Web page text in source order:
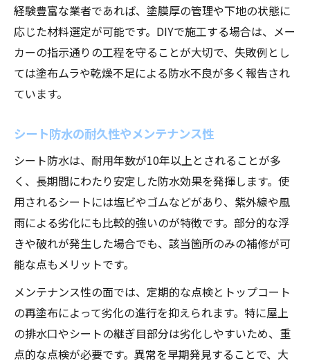
経験豊富な業者であれば、塗膜厚の管理や下地の状態に
応じた材料選定が可能です。DIYで施工する場合は、メー
カーの指示通りの工程を守ることが大切で、失敗例とし
ては塗布ムラや乾燥不足による防水不良が多く報告され
ています。
シート防水の耐久性やメンテナンス性
シート防水は、耐用年数が10年以上とされることが多
く、長期間にわたり安定した防水効果を発揮します。使
用されるシートには塩ビやゴムなどがあり、紫外線や風
雨による劣化にも比較的強いのが特徴です。部分的な浮
きや破れが発生した場合でも、該当箇所のみの補修が可
能な点もメリットです。
メンテナンス性の面では、定期的な点検とトップコート
の再塗布によって劣化の進行を抑えられます。特に屋上
の排水口やシートの継ぎ目部分は劣化しやすいため、重
点的な点検が必要です。異常を早期発見することで、大